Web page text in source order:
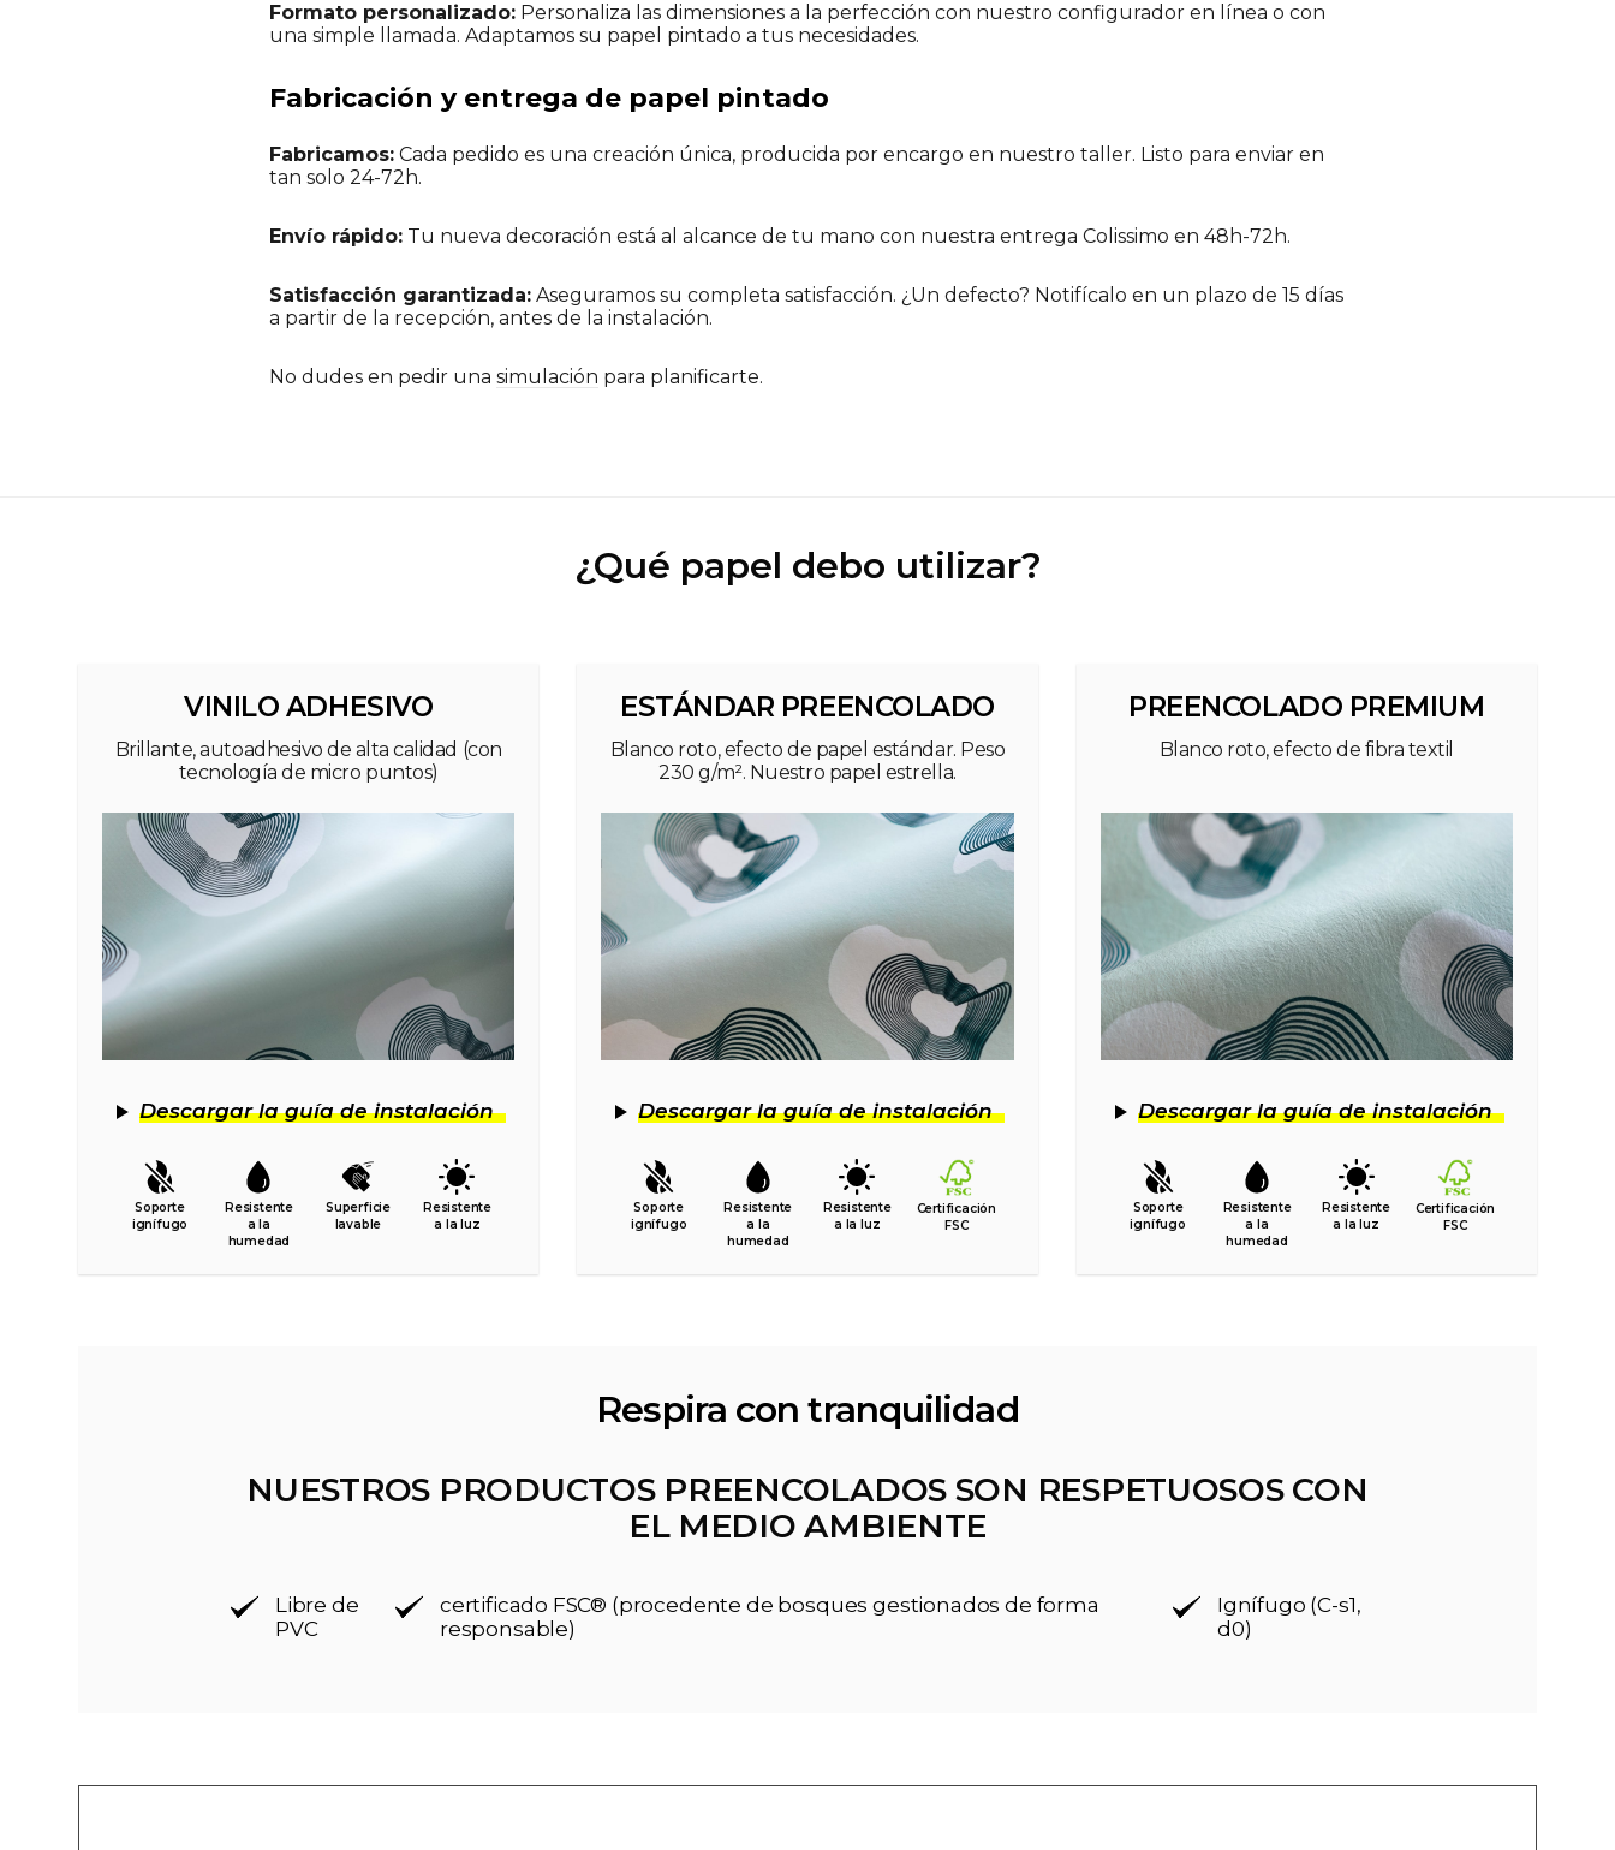
Formato personalizado: Personaliza las dimensiones a la perfección con nuestro configurador en línea o con
una simple llamada. Adaptamos su papel pintado a tus necesidades.
Fabricación y entrega de papel pintado
Fabricamos: Cada pedido es una creación única, producida por encargo en nuestro taller. Listo para enviar en
tan solo 24-72h.
Envío rápido: Tu nueva decoración está al alcance de tu mano con nuestra entrega Colissimo en 48h-72h.
Satisfacción garantizada: Aseguramos su completa satisfacción. ¿Un defecto? Notifícalo en un plazo de 15 días
a partir de la recepción, antes de la instalación.
No dudes en pedir una simulación para planificarte.
¿Qué papel debo utilizar?
VINILO ADHESIVO
Brillante, autoadhesivo de alta calidad (con
tecnología de micro puntos)
Descargar la guía de instalación
Soporte
ignífugo
Resistente
a la
humedad
Superficie
lavable
Resistente
a la luz
ESTÁNDAR PREENCOLADO
Blanco roto, efecto de papel estándar. Peso
230 g/m². Nuestro papel estrella.
Descargar la guía de instalación
Soporte
ignífugo
Resistente
a la
humedad
Resistente
a la luz
Certificación
FSC
PREENCOLADO PREMIUM
Blanco roto, efecto de fibra textil
Descargar la guía de instalación
Soporte
ignífugo
Resistente
a la
humedad
Resistente
a la luz
Certificación
FSC
Respira con tranquilidad
NUESTROS PRODUCTOS PREENCOLADOS SON RESPETUOSOS CON
EL MEDIO AMBIENTE
Libre de
PVC
certificado FSC® (procedente de bosques gestionados de forma
responsable)
Ignífugo (C-s1,
d0)